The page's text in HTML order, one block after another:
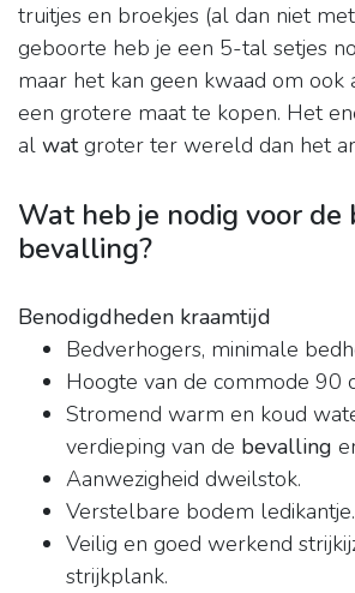
truitjes en broekjes (al dan niet
geboorte heb je een 5-tal setjes
maar het kan geen kwaad om ook
een grotere maat te kopen. Het
al watgroter ter wereld dan het
Wat heb je nodig voor de
bevalling?
Benodigdheden kraamtijd
Bedverhogers, minimale
Hoogte van de commode 90
Stromend warm en koud
verdieping van de bevalling
Aanwezigheid dweilstok.
Verstelbare bodem ledikantje.
Veilig en goed werkend
strijkplank.